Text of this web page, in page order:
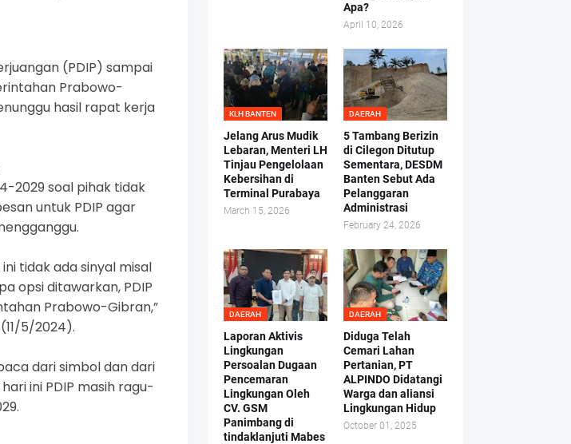
(PDIP) sampai
Prabowo-
hasil rapat kerja
2029 soal pihak tidak
untuk PDIP agar
tidak ada sinyal misal
opsi ditawarkan, PDIP
Prabowo-Gibran,”
5/2024).
dari simbol dan dari
ini PDIP masih ragu-
Apa?
April 10, 2026
KLH BANTEN
Jelang Arus Mudik
Lebaran, Menteri LH
Tinjau Pengelolaan
Kebersihan di
Terminal Purabaya
March 15, 2026
DAERAH
5 Tambang Berizin
di Cilegon Ditutup
Sementara, DESDM
Banten Sebut Ada
Pelanggaran
Administrasi
February 24, 2026
DAERAH
Laporan Aktivis
Lingkungan
Persoalan Dugaan
Pencemaran
Lingkungan Oleh
CV. GSM
Panimbang di
tindaklanjuti Mabes
DAERAH
Diduga Telah
Cemari Lahan
Pertanian, PT
ALPINDO Didatangi
Warga dan aliansi
Lingkungan Hidup
October 01, 2025